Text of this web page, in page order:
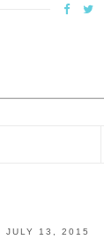
JULY 13, 2015